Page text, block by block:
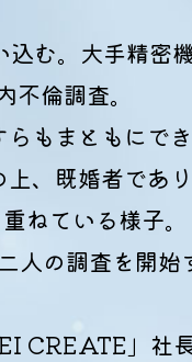
む。大手精密
倫調査。
もまともにで
、既婚者であ
ねている様子。
人の調査を開始
CREATE」社